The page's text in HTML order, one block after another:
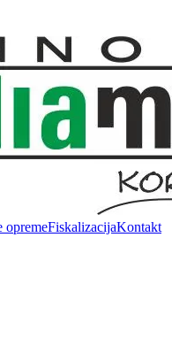
opremeFiskalizacijaKontakt